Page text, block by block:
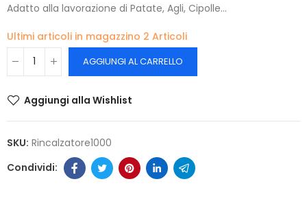
Adatto alla lavorazione di Patate, Agli, Cipolle...
Ultimi articoli in magazzino 2 Articoli
AGGIUNGI AL CARRELLO
Aggiungi alla Wishlist
SKU: Rincalzatore1000